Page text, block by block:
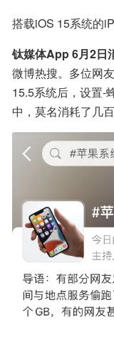
搭载iOS 15系统的
钛媒体App 6月2日
微博热搜。多位网
15.5系统后，设置-
中，莫名消耗了几